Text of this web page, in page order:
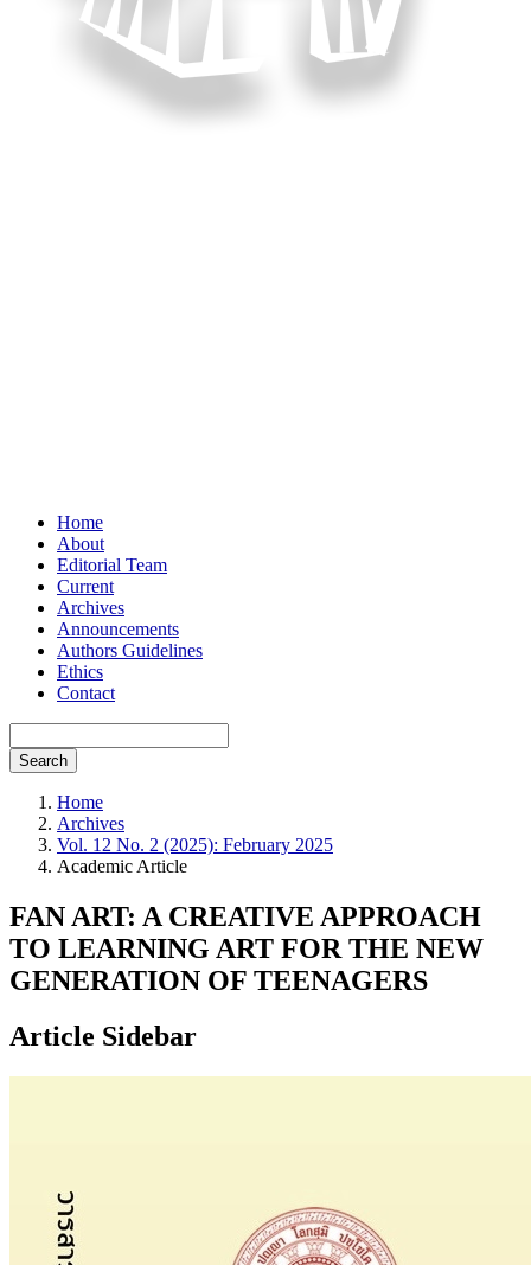
Home
About
Editorial Team
Current
Archives
Announcements
Authors Guidelines
Ethics
Contact
Search
Home
Archives
Vol. 12 No. 2 (2025): February 2025
Academic Article
FAN ART: A CREATIVE APPROACH
TO LEARNING ART FOR THE NEW
GENERATION OF TEENAGERS
Article Sidebar